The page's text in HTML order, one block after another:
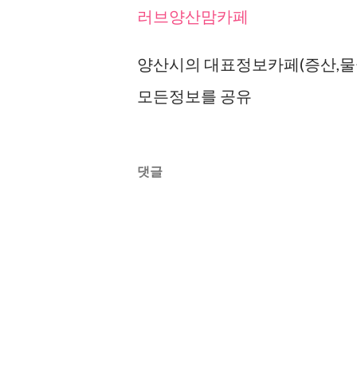
러브양산맘카페
양산시의 대표정보카페(증산,
모든정보를 공유
댓글